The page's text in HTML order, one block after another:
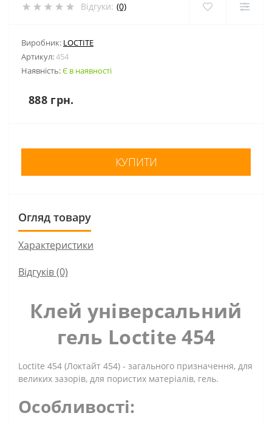
Відгуки: (0)
Виробник: LOCTITE
Артикул:454
Наявність:Є в наявності
888 грн.
КУПИТИ
Огляд товару
Характеристики
Відгуків (0)
Клей універсальний
гель Loctite 454
Loctite 454 (Локтайт 454) - загального призначення, для
великих зазорів, для пористих матеріалів, гель.
Особливості: